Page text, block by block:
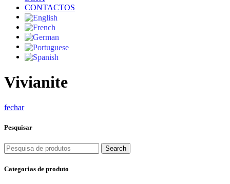
CONTACTOS
Vivianite
fechar
Pesquisar
Search
Categorias de produto